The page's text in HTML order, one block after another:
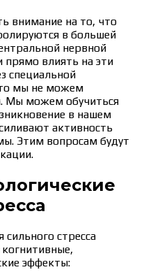
внимание на то, что
в большей
нервной
прямо влиять на эти
специальной
мы не можем
Мы можем обучиться
в нашем
активность
Этим вопросам будут
сильного стресса
эффекты: